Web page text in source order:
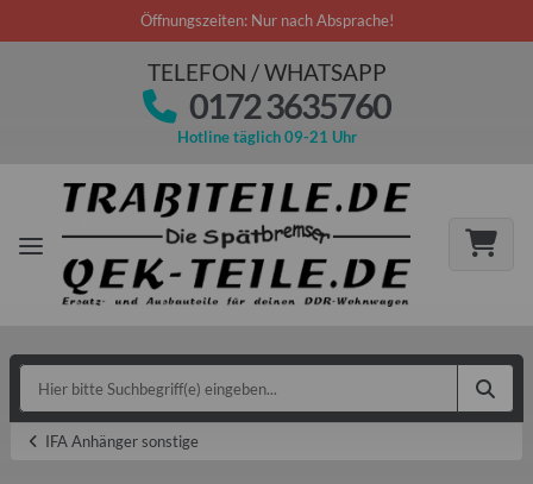
Öffnungszeiten: Nur nach Absprache!
TELEFON / WHATSAPP
0172 3635760
Hotline täglich 09-21 Uhr
IFA Anhänger sonstige